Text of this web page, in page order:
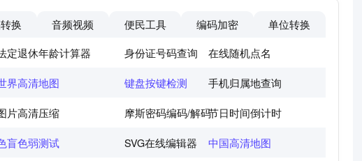
换 音频视频 便民工具 编码加密
单位转换
定退休年龄计算器 身份证号码查询 在线随机点名
界高清地图 键盘按键检测 手机归属地查询
片高清压缩 摩斯密码编码/解码节日时间倒计时
盲色弱测试 SVG在线编辑器 中国高清地图